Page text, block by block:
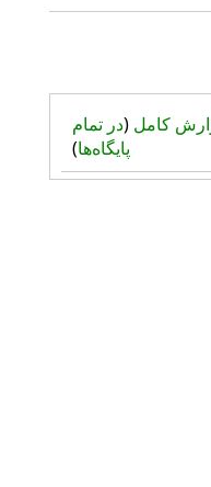
کامل (در تمام
پایگاه‌ها)